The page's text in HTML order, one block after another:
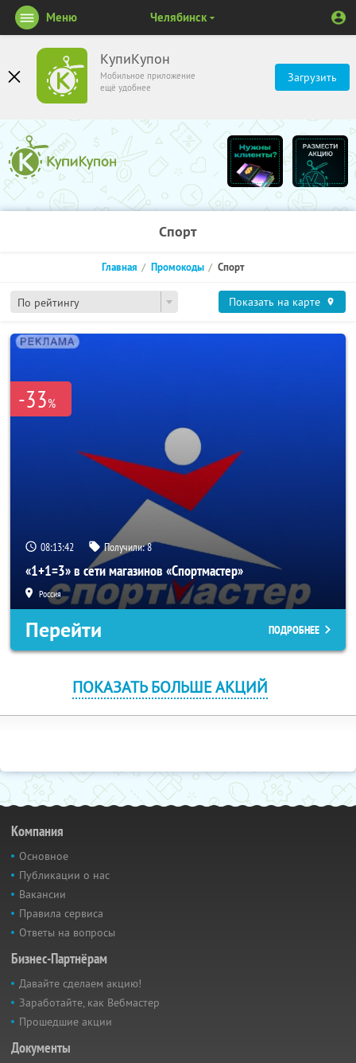
КупиКупон
Мобильное приложение
ещё удобнее
Загрузить
Меню Челябинск
Спорт
По рейтингу
Главная Промокоды Спорт
Показать на карте
-33%
08:13:41 Получили:8
«1+1=3» в сети магазинов «Спортмастер»
Россия
Перейти ПОДРОБНЕЕ
ПОКАЗАТЬ БОЛЬШЕ АКЦИЙ
Компания
Основное
Публикации о нас
Вакансии
Правила сервиса
Ответы на вопросы
Бизнес-Партнёрам
Давайте сделаем акцию!
Заработайте, как Вебмастер
Прошедшие акции
Документы